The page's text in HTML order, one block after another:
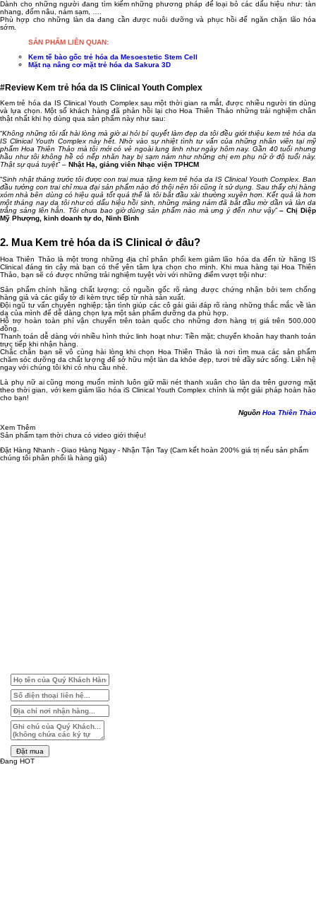
Dành cho những người đang tìm kiếm những phương pháp để loại bỏ các dấu hiệu như: tàn
nhang, đốm nâu, nám sạm, ….
Phù hợp cho những làn da đang cần được nuôi dưỡng và phục hồi để ngăn chặn lão hóa
sớm.
SẢN PHẨM LIÊN QUAN:
Kem tế bào gốc trẻ hóa da Mesoestetic Stem Cell
Mặt nạ nâng cơ mặt trẻ hóa da Sakura 3D
#Review Kem trẻ hóa da IS Clinical Youth Complex
Kem trẻ hóa da IS Clinical Youth Complex sau một thời gian ra mắt, được nhiều người tin dùng
và lựa chọn. Một số khách hàng đã phản hồi lại cho Hoa Thiên Thảo những trải nghiệm chân
thật nhất khi họ dùng qua sản phẩm này như sau:
“Không những tôi rất hài lòng mà giờ ai hỏi bí quyết làm đẹp da tôi đều giới thiệu kem trẻ hóa da
IS Clinical Youth Complex này hết. Nhờ vào sự nhiệt tình tư vấn của những nhân viên tại mỹ
phẩm Hoa Thiên Thảo mà tôi mới có vẻ ngoài lung linh như ngày hôm nay. Gần 40 tuổi nhưng
hầu như tôi không hề có nếp nhăn hay bị sạm nám như những chị em phụ nữ ở độ tuổi này.
Thật sự quá tuyệt” – Nhật Hạ, giảng viên Nhạc viện TPHCM
“Sinh nhật tháng trước tôi được con trai mua tặng kem trẻ hóa da IS Clinical Youth Complex. Ban
đầu tưởng con trai chỉ mua đại sản phẩm nào đó thôi nên tôi cũng ít sử dụng. Sau thấy chị hàng
xóm nhà bên dùng có hiệu quả tốt quá thế là tôi bắt đầu xài thường xuyên hơn. Kết quả là hơn
một tháng nay da tôi như có dấu hiệu hồi sinh, những mảng nám đã bắt đầu mờ dần và làn da
trắng sáng lên hẳn. Tôi chưa bao giờ dùng sản phẩm nào mà ưng ý đến như vậy”– Chị Diệp
Mỹ Phượng, kinh doanh tự do, Ninh Bình
2. Mua Kem trẻ hóa da iS Clinical ở đâu?
Hoa Thiên Thảo là một trong những địa chỉ phân phối kem giảm lão hóa da đến từ hãng IS
Clinical đáng tin cậy mà bạn có thể yên tâm lựa chọn cho mình. Khi mua hàng tại Hoa Thiên
Thảo, bạn sẽ có được những trải nghiệm tuyệt vời với những điểm vượt trội như:
Sản phẩm chính hãng chất lượng; có nguồn gốc rõ ràng được chứng nhận bởi tem chống
hàng giả và các giấy tờ đi kèm trực tiếp từ nhà sản xuất.
Đội ngũ tư vấn chuyên nghiệp; tận tình giúp các cô gái giải đáp rõ ràng những thắc mắc về làn
da của mình để dễ dàng chọn lựa một sản phẩm dưỡng da phù hợp.
Hỗ trợ hoàn toàn phí vận chuyển trên toàn quốc cho những đơn hàng trị giá trên 500.000
đồng.
Thanh toán dễ dàng với nhiều hình thức linh hoạt như: Tiền mặt; chuyển khoản hay thanh toán
trực tiếp khi nhận hàng.
Chắc chắn bạn sẽ vô cùng hài lòng khi chọn Hoa Thiên Thảo là nơi tìm mua các sản phẩm
chăm sóc dưỡng da chất lượng để sở hữu một làn da khỏe đẹp, tươi trẻ đầy sức sống. Liên hệ
ngay với chúng tôi khi có nhu cầu nhé.
Là phụ nữ ai cũng mong muốn mình luôn giữ mãi nét thanh xuân cho làn da trên gương mặt
theo thời gian, với kem giảm lão hóa iS Clinical Youth Complex chính là một giải pháp hoàn hảo
cho bạn!
Nguồn Hoa Thiên Thảo
Xem Thêm
Sản phẩm tạm thời chưa có video giới thiệu!
Đặt Hàng Nhanh - Giao Hàng Ngay - Nhận Tận Tay (Cam kết hoàn 200% giá trị nếu sản phẩm
chúng tôi phân phối là hàng giả)
Đặt mua
Đang HOT